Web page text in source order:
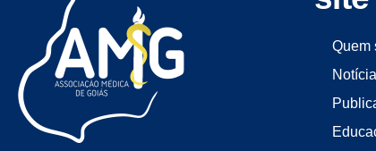
Quem